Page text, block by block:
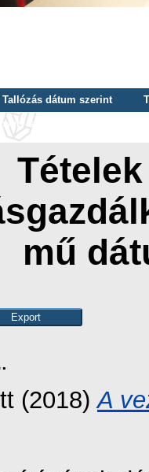
Tallózás dátum szerint
szerint
mű
.
(2018)A